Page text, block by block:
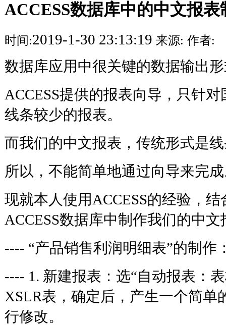
ACCESS数据库中的中文报表
时间:2019-1-30 23:13:19 来源: 作者:
数据库应用中很关键的数据输出
ACCESS提供的报表向导，只针
线条较少的报表。
而我们的中文报表，传统形式是
所以，不能简单地通过向导来完
现就本人使用ACCESS的经验，
ACCESS数据库中制作我们的
---- “产品销售利润明细表”的
---- 1. 新建报表：选“自动报表：
XSLR表，确定后，产生一个简单
行修改。